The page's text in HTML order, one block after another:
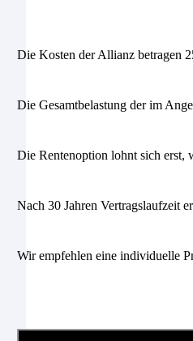
Die Kosten der Allianz betragen
Die Gesamtbelastung der im
Die Rentenoption lohnt sich erst,
Nach 30 Jahren Vertragslaufzeit
Wir empfehlen eine individuelle